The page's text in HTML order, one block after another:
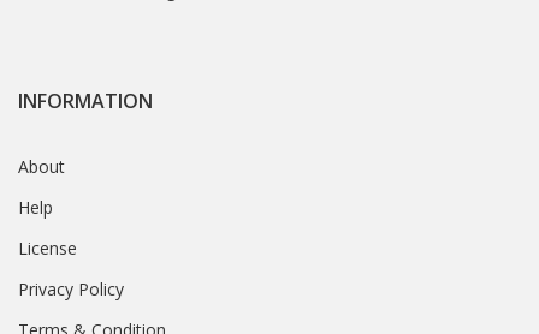
INFORMATION
About
Help
License
Privacy Policy